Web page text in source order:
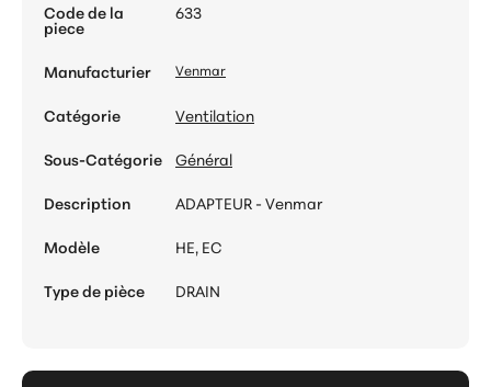
Code de la
piece
633
Manufacturier Venmar
Catégorie
Ventilation
Sous-Catégorie Général
Description
ADAPTEUR - Venmar
Modèle
HE, EC
Type de pièce
DRAIN